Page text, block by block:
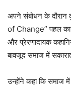
अपने संबोधन के
of Change” पहल का
और प्रेरणादायक
बावजूद समाज में
उन्होंने कहा कि समाज